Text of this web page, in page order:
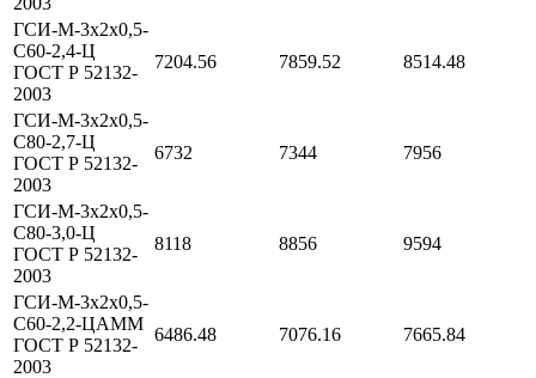
ГСИ-М-3х2х0,5-
С60-2,4-Ц
ГОСТ Р 52132-
2003
7204.56 7859.52 8514.48
ГСИ-М-3х2х0,5-
С80-2,7-Ц
ГОСТ Р 52132-
2003
6732 7344 7956
ГСИ-М-3х2х0,5-
С80-3,0-Ц
ГОСТ Р 52132-
2003
8118 8856 9594
ГСИ-М-3х2х0,5-
С60-2,2-ЦАММ
ГОСТ Р 52132-
2003
6486.48 7076.16 7665.84